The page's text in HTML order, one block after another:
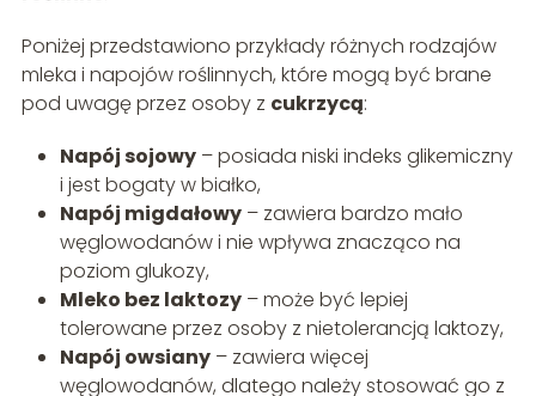
Poniżej przedstawiono przykłady różnych rodzajów
mleka i napojów roślinnych, które mogą być brane
pod uwagę przez osoby z cukrzycą:
Napój sojowy– posiada niski indeks glikemiczny
i jest bogaty w białko,
Napój migdałowy– zawiera bardzo mało
węglowodanów i nie wpływa znacząco na
poziom glukozy,
Mleko bez laktozy– może być lepiej
tolerowane przez osoby z nietolerancją laktozy,
Napój owsiany– zawiera więcej
węglowodanów, dlatego należy stosować go z